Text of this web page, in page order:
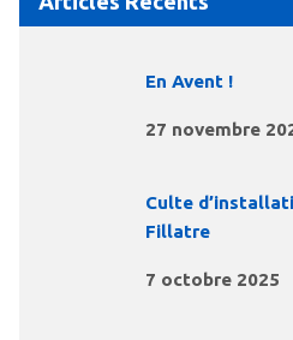
En Avent !
27 novembre
Culte
Fillatre
7 octobre 2025